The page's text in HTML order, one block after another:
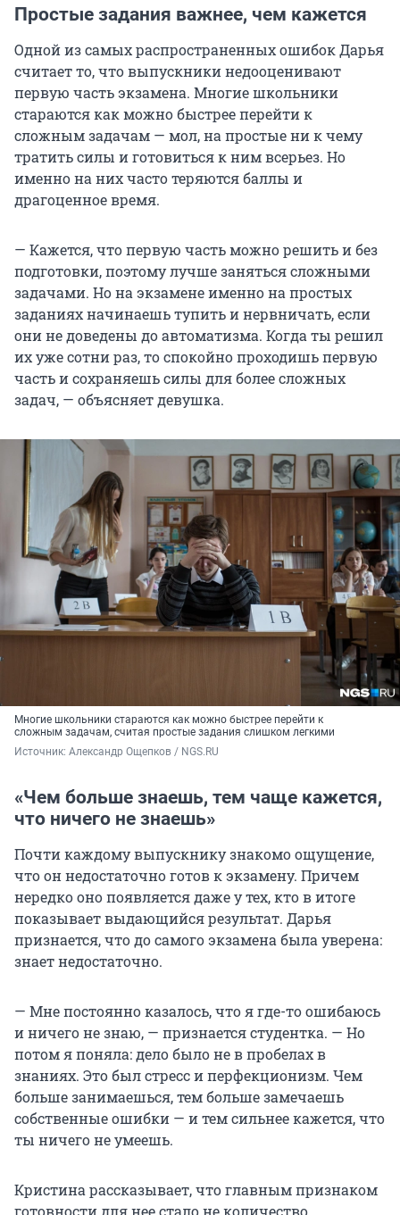
Простые задания важнее, чем кажется
Одной из самых распространенных ошибок Дарья
считает то, что выпускники недооценивают
первую часть экзамена. Многие школьники
стараются как можно быстрее перейти к
сложным задачам — мол, на простые ни к чему
тратить силы и готовиться к ним всерьез. Но
именно на них часто теряются баллы и
драгоценное время.
— Кажется, что первую часть можно решить и без
подготовки, поэтому лучше заняться сложными
задачами. Но на экзамене именно на простых
заданиях начинаешь тупить и нервничать, если
они не доведены до автоматизма. Когда ты решил
их уже сотни раз, то спокойно проходишь первую
часть и сохраняешь силы для более сложных
задач, — объясняет девушка.
Многие школьники стараются как можно быстрее перейти к
сложным задачам, считая простые задания слишком легкими
Источник: Александр Ощепков / NGS.RU
«Чем больше знаешь, тем чаще кажется,
что ничего не знаешь»
Почти каждому выпускнику знакомо ощущение,
что он недостаточно готов к экзамену. Причем
нередко оно появляется даже у тех, кто в итоге
показывает выдающийся результат. Дарья
признается, что до самого экзамена была уверена:
знает недостаточно.
— Мне постоянно казалось, что я где-то ошибаюсь
и ничего не знаю, — признается студентка. — Но
потом я поняла: дело было не в пробелах в
знаниях. Это был стресс и перфекционизм. Чем
больше занимаешься, тем больше замечаешь
собственные ошибки — и тем сильнее кажется, что
ты ничего не умеешь.
Кристина рассказывает, что главным признаком
готовности для нее стало не количество